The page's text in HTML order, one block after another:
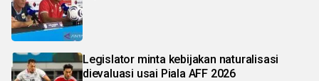
Legislator minta kebijakan naturalisasi
dievaluasi usai Piala AFF 2026